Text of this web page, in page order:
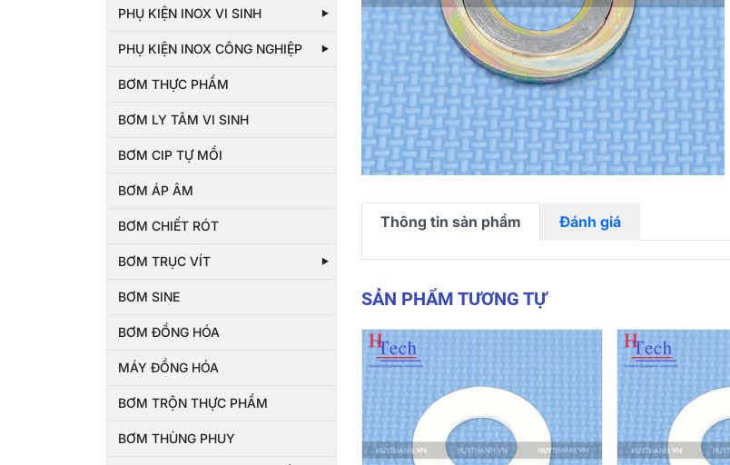
PHỤ KIỆN INOX VI SINH
PHỤ KIỆN INOX CÔNG NGHIỆP
BƠM THỰC PHẨM
BƠM LY TÂM VI SINH
BƠM CIP TỰ MỒI
BƠM ÁP ÂM
BƠM CHIẾT RÓT
BƠM TRỤC VÍT
BƠM SINE
BƠM ĐỒNG HÓA
MÁY ĐỒNG HÓA
BƠM TRỘN THỰC PHẨM
BƠM THÙNG PHUY
Thông tin sản phẩm Đánh giá
SẢN PHẨM TƯƠNG TỰ